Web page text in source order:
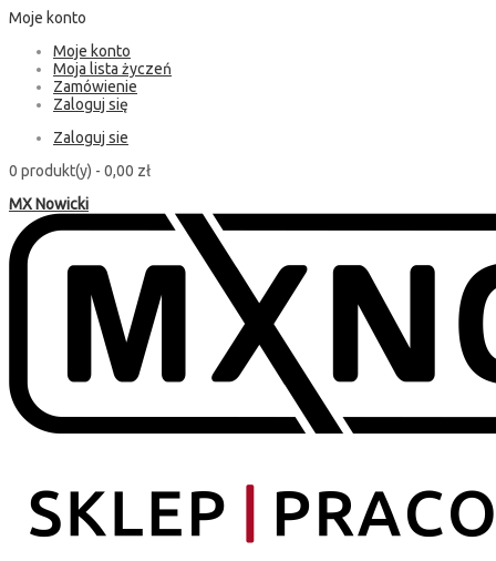
Moje konto
Moje konto
Moja lista życzeń
Zamówienie
Zaloguj się
Zaloguj sie
0 produkt(y) - 0,00 zł
MX Nowicki